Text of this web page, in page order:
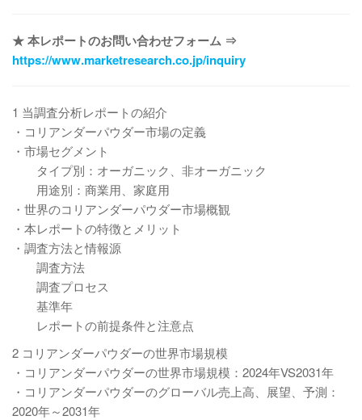
★ 本レポートのお問い合わせフォーム ⇒
https://www.marketresearch.co.jp/inquiry
1 当調査分析レポートの紹介
・コリアンダーパウダー市場の定義
・市場セグメント
タイプ別：オーガニック、非オーガニック
用途別：商業用、家庭用
・世界のコリアンダーパウダー市場概観
・本レポートの特徴とメリット
・調査方法と情報源
調査方法
調査プロセス
基準年
レポートの前提条件と注意点
2 コリアンダーパウダーの世界市場規模
・コリアンダーパウダーの世界市場規模：2024年VS2031年
・コリアンダーパウダーのグローバル売上高、展望、予測：
2020年～2031年